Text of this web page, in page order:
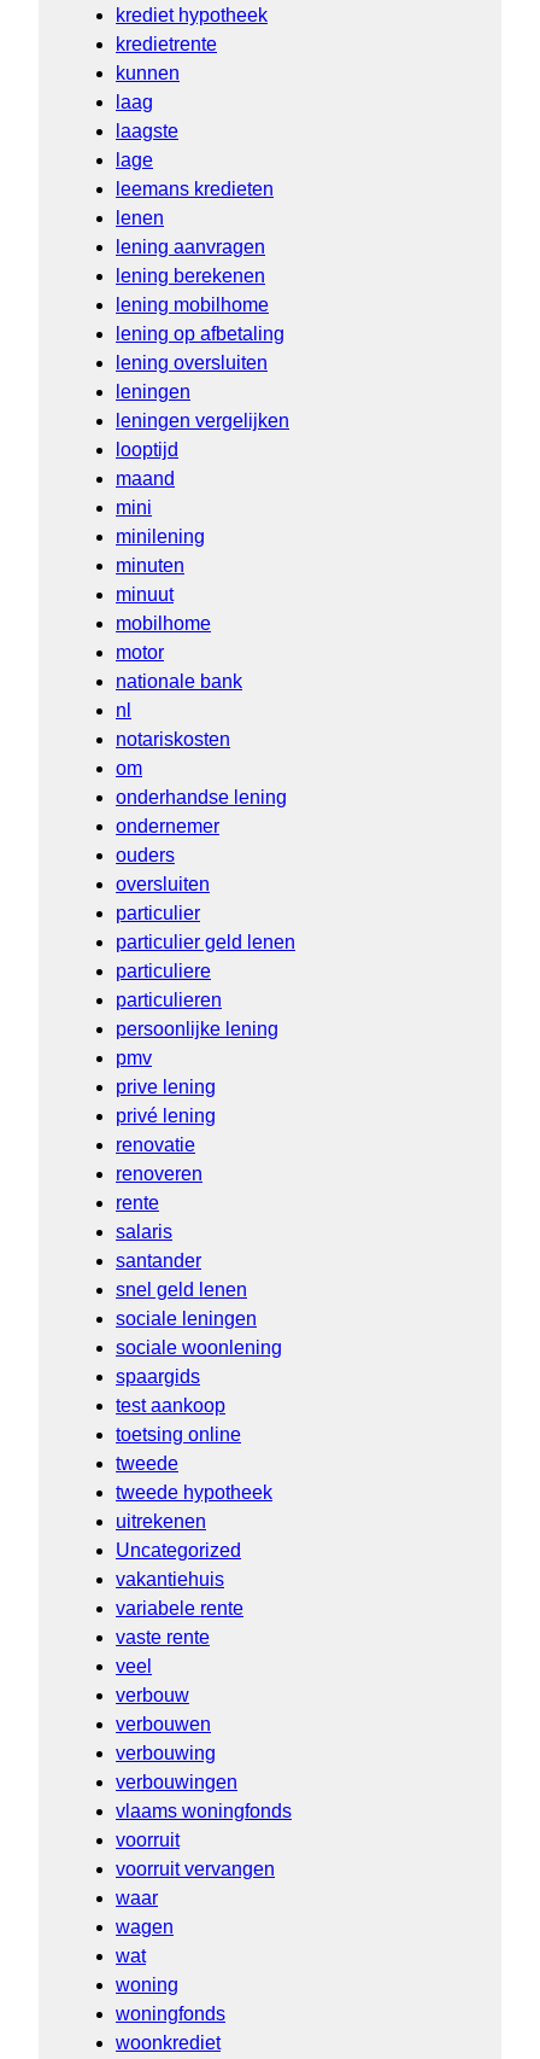
krediet hypotheek
kredietrente
kunnen
laag
laagste
lage
leemans kredieten
lenen
lening aanvragen
lening berekenen
lening mobilhome
lening op afbetaling
lening oversluiten
leningen
leningen vergelijken
looptijd
maand
mini
minilening
minuten
minuut
mobilhome
motor
nationale bank
nl
notariskosten
om
onderhandse lening
ondernemer
ouders
oversluiten
particulier
particulier geld lenen
particuliere
particulieren
persoonlijke lening
pmv
prive lening
privé lening
renovatie
renoveren
rente
salaris
santander
snel geld lenen
sociale leningen
sociale woonlening
spaargids
test aankoop
toetsing online
tweede
tweede hypotheek
uitrekenen
Uncategorized
vakantiehuis
variabele rente
vaste rente
veel
verbouw
verbouwen
verbouwing
verbouwingen
vlaams woningfonds
voorruit
voorruit vervangen
waar
wagen
wat
woning
woningfonds
woonkrediet